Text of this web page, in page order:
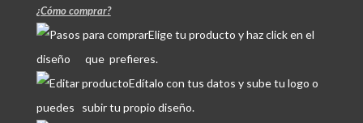
¿Cómo comprar?
Elige tu producto y haz click en el
diseño que prefieres.
Edítalo con tus datos y sube tu logo o
puedes subir tu propio diseño.